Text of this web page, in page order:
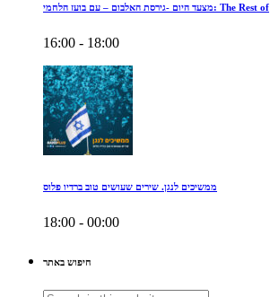
מצעד היום -גירסת האלבום – עם בועז הלחמי: The Rest of
16:00 - 18:00
ממשיכים לנגן. שירים שעושים טוב ברדיו פלוס
18:00 - 00:00
חיפוש באתר